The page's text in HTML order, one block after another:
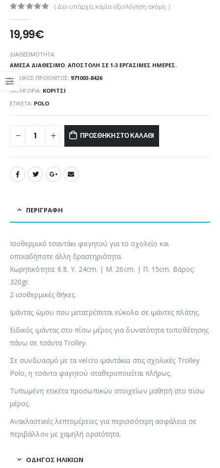
( Δεν υπάρχει καμία αξιολόγηση ακόμη. )
19,99€
ΔΙΑΘΕΣΙΜΌΤΗΤΑ:
ΆΜΕΣΑ ΔΙΑΘΈΣΙΜΟ. ΑΠΟΣΤΟΛΉ ΣΕ 1-3 ΕΡΓΆΣΙΜΕΣ ΗΜΈΡΕΣ.
ΚΩΔΙΚΌΣ ΠΡΟΪΌΝΤΟΣ: 971003-8426
ΚΑΤΗΓΟΡΊΑ: ΚΟΡΊΤΣΙ
ΕΤΙΚΈΤΑ: POLO
ΠΡΟΣΘΉΚΗ ΣΤΟ ΚΑΛΆΘΙ
ΠΕΡΙΓΡΑΦΉ
Ισοθερμικό τσαντάκι φαγητού για το σχολείο και
οποιαδήποτε άλλη δραστηριότητα.
Χωρητικότητα: 6 lt. Υ. 24cm. | Μ. 26cm. | Π. 15cm. Βάρος:
320gr.
2 ισοθερμικές θήκες.
Ιμάντας ώμου που μετατρέπεται εύκολα σε ιμάντες πλάτης.
Ειδικός ιμάντας στο πίσω μέρος για δυνατότητα τοποθέτησης
πάνω σε τσάντα Trolley.
Σε συνδυασμό με τα velcro ιμαντάκια στις σχολικές Trolley
Polo, η τσάντα φαγητού σταθεροποιείται πλήρως.
Τυπωμένη ετικέτα προσωπικών στοιχείων μαθητή στο πίσω
μέρος.
Ανακλαστικές λεπτομέρειες για περισσότερη ασφάλεια σε
περιβάλλον με χαμηλή ορατότητα.
ΟΔΗΓΌΣ ΗΛΙΚΙΏΝ